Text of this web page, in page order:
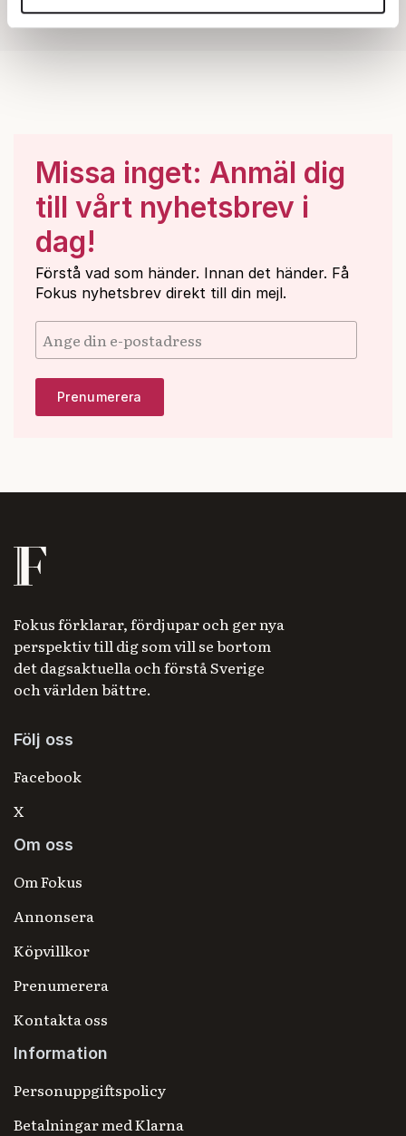
annons- och analysföretag som vi samarbetar med.
Missa inget: Anmäl dig
till vårt nyhetsbrev i
dag!
Förstå vad som händer. Innan det händer. Få
Fokus nyhetsbrev direkt till din mejl.
Fokus förklarar, fördjupar och ger nya
perspektiv till dig som vill se bortom
det dagsaktuella och förstå Sverige
och världen bättre.
Följ oss
Facebook
X
Om oss
Om Fokus
Annonsera
Köpvillkor
Prenumerera
Kontakta oss
Information
Personuppgiftspolicy
Betalningar med Klarna